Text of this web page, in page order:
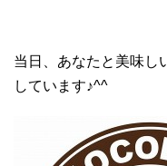
当日、あなたと美味し
しています♪^^